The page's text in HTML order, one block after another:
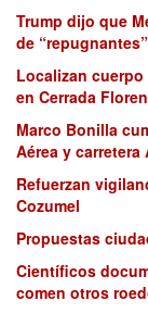
Trump dijo que
de
Localizan
en Cerrada
Marco Bonilla
Aérea y carretera
Refuerzan
Cozumel
Propuestas
Científicos
comen otros